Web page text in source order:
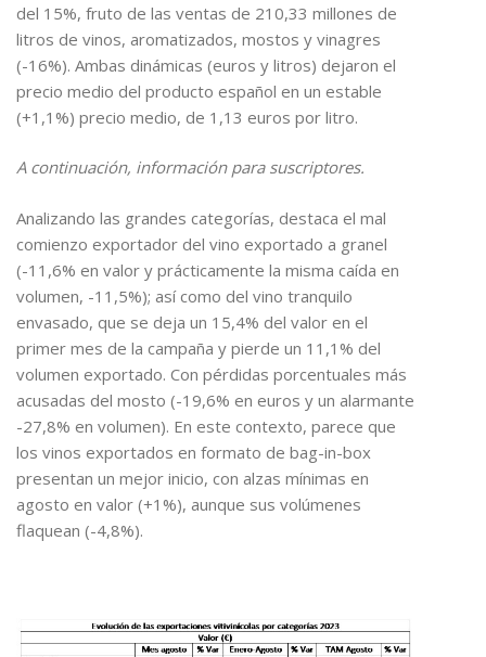
del 15%, fruto de las ventas de 210,33 millones de
litros de vinos, aromatizados, mostos y vinagres
(-16%). Ambas dinámicas (euros y litros) dejaron el
precio medio del producto español en un estable
(+1,1%) precio medio, de 1,13 euros por litro.
A continuación, información para suscriptores.
Analizando las grandes categorías, destaca el mal
comienzo exportador del vino exportado a granel
(-11,6% en valor y prácticamente la misma caída en
volumen, -11,5%); así como del vino tranquilo
envasado, que se deja un 15,4% del valor en el
primer mes de la campaña y pierde un 11,1% del
volumen exportado. Con pérdidas porcentuales más
acusadas del mosto (-19,6% en euros y un alarmante
-27,8% en volumen). En este contexto, parece que
los vinos exportados en formato de bag-in-box
presentan un mejor inicio, con alzas mínimas en
agosto en valor (+1%), aunque sus volúmenes
flaquean (-4,8%).